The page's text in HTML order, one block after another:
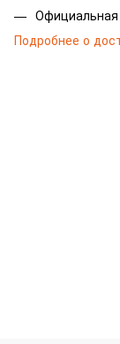
Официальная
Подробнее о